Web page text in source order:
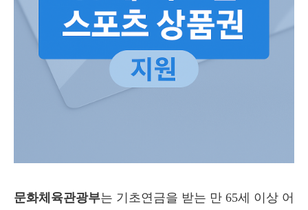
문화체육관광부는 기초연금을 받는 만 65세 이상 어